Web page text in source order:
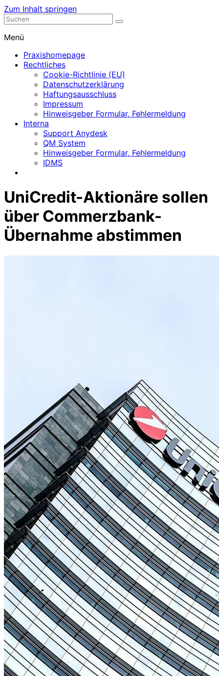
Zum Inhalt springen
Nephrologische Praxis mit Dialyse
Menü
Praxishomepage
Rechtliches
Cookie-Richtlinie (EU)
Datenschutzerklärung
Haftungsausschluss
Impressum
Hinweisgeber Formular, Fehlermeldung
Interna
Support Anydesk
QM System
Hinweisgeber Formular, Fehlermeldung
IDMS
UniCredit-Aktionäre sollen
über Commerzbank-
Übernahme abstimmen